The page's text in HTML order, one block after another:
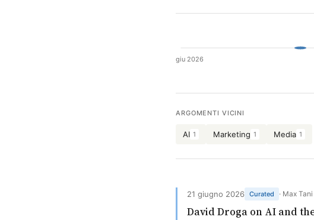
giu 2026
ARGOMENTI VICINI
AI 1 Marketing 1 Media 1
21 giugno 2026 Curated · Max
David Droga on AI and